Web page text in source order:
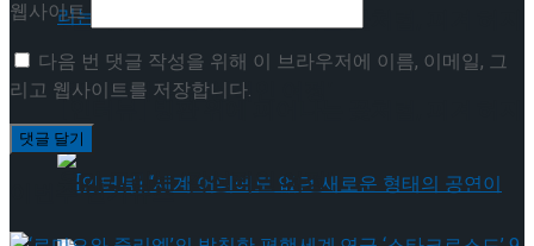
[인터뷰] 빙판 위에 피어나는 꽃처럼, 피겨 허지
유가 그리는 ‘감성적인 여정’
[인터뷰] 빙판 위에 피어나는 꽃처럼, 피겨 허지
유가 그리는 ‘감성적인 여정’
웹사이트
다음 번 댓글 작성을 위해 이 브라우저에 이름, 이메일, 그
리고 웹사이트를 저장합니다.
이번주 인기뉴스